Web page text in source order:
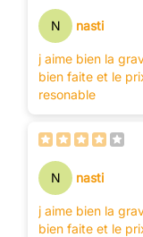
N nasti
j aime bien la gravure est
bien faite et le
resonable
N nasti
j aime bien la gravure est
bien faite et le